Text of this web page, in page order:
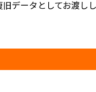
データとしてお渡しし